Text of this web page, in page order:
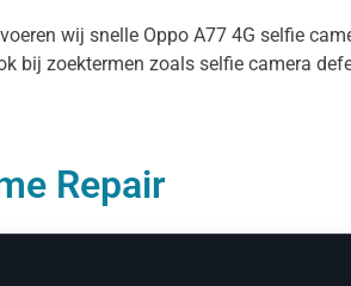
wij snelle Oppo A77 4G selfie
bij zoektermen zoals selfie camera
Repair